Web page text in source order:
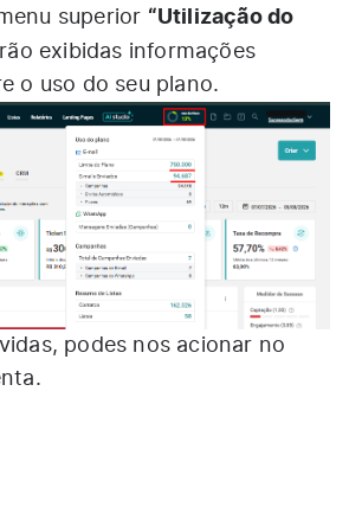
superior “Utilização do
exibidas informações
o uso do seu plano.
podes nos acionar no